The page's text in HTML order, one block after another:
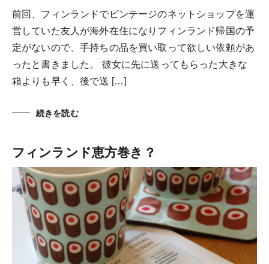
前回、フィンランドでビンテージのネットショップを運
営していた友人が海外在住になりフィンランド帰国の予
定がないので、手持ちの品を買い取って欲しい依頼があ
ったと書きました。 彼女に先に送ってもらった大きな
箱よりも早く、後で送 […]
続きを読む
フィンランド恵方巻き？